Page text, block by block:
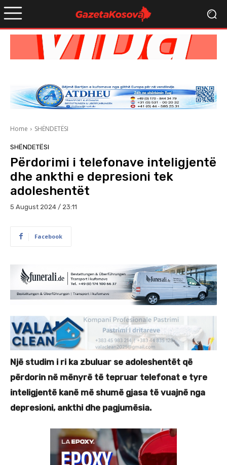
Home SHËNDETËSI
SHËNDETËSI
Përdorimi i telefonave inteligjentë
dhe ankthi e depresioni tek
adoleshentët
5 August 2024 / 23:11
Facebook
Një studim i ri ka zbuluar se adoleshentët që
përdorin në mënyrë të tepruar telefonat e tyre
inteligjentë kanë më shumë gjasa të vuajnë nga
depresioni, ankthi dhe pagjumësia.